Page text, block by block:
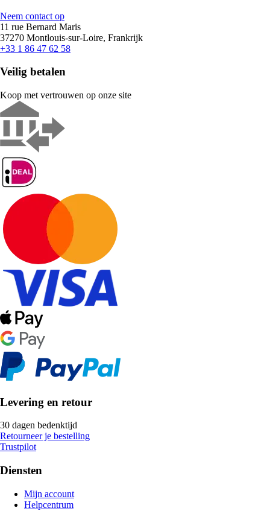
Neem contact op
11 rue Bernard Maris
37270 Montlouis-sur-Loire, Frankrijk
+33 1 86 47 62 58
Veilig betalen
Koop met vertrouwen op onze site
Levering en retour
30 dagen bedenktijd
Retourneer je bestelling
Trustpilot
Diensten
Mijn account
Helpcentrum